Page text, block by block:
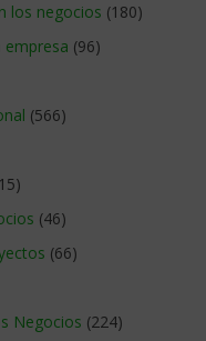
los negocios (180)
empresa (96)
(566)
(46)
(66)
Negocios (224)